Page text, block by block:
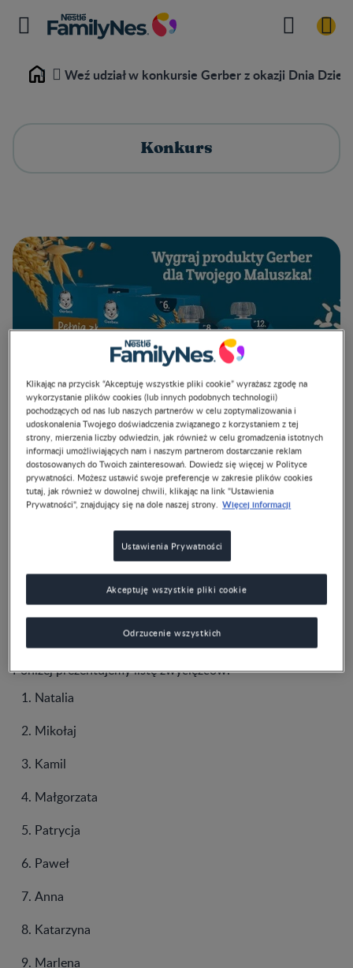
Home Weź udział w konkursie Gerber z okazji Dnia
Konkurs
Dziecka!
Dziękujemy za tak liczny udział w konkursie! Spośród
nadesłanych odpowiedzi wybraliśmy piętnaście – to
właśnie ich autorki i autorzy otrzymają od nas nagrodę w
postaci 4 produktów Gerber Pełnia Zbóż.
Poniżej prezentujemy listę zwycięzców:
Natalia
Mikołaj
Kamil
Małgorzata
Patrycja
Paweł
Anna
Katarzyna
Marlena
Klikając na przycisk “Akceptuję wszystkie pliki cookie” wyrażasz zgodę na
wykorzystanie plików cookies (lub innych podobnych technologii)
pochodzących od nas lub naszych partnerów w celu zoptymalizowania i
udoskonalenia Twojego doświadczenia związanego z korzystaniem z tej
strony, mierzenia liczby odwiedzin, jak również w celu gromadzenia istotnych
informacji umożliwiających nam i naszym partnerom dostarczanie reklam
dostosowanych do Twoich zainteresowań. Dowiedz się więcej w Polityce
prywatności. Możesz ustawić swoje preferencje w zakresie plików cookies
tutaj, jak również w dowolnej chwili, klikając na link "Ustawienia
Prywatności", znajdujący się na dole naszej strony. Więcej informacji
Ustawienia Prywatności
Odrzucenie wszystkich
Akceptuję wszystkie pliki cookie